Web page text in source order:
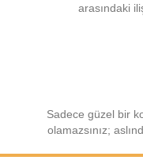
arasındaki
Sadece güzel bir
olamazsınız;